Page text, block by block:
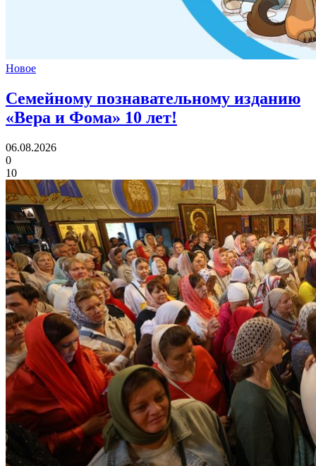
Новое
Семейному познавательному изданию
«Вера и Фома» 10 лет!
06.08.2026
0
10